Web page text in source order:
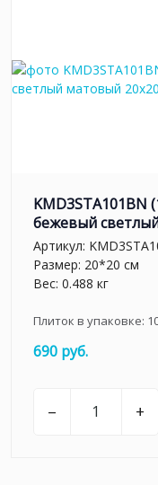
KMD3STA101BN
бежевый
Артикул:
Размер: 20*20 см
Вес: 0.488 кг
Плиток в упаковке:
690 руб.
– +